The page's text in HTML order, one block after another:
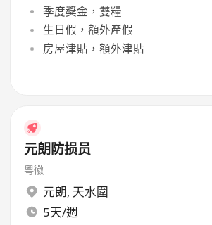
季度獎金，雙糧
生日假，額外產假
房屋津貼，額外津貼
元朗防损员
粤徽
元朗, 天水圍
5天/週